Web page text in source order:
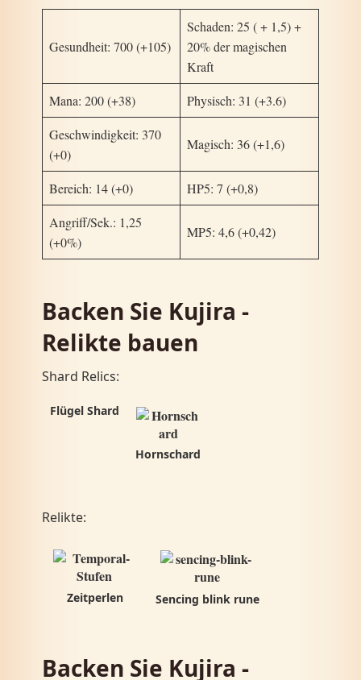
Gesundheit: 700 (+105)
Schaden: 25 ( + 1,5) +
20% der magischen
Kraft
Mana: 200 (+38)
Physisch: 31 (+3.6)
Geschwindigkeit: 370
(+0)
Magisch: 36 (+1,6)
Bereich: 14 (+0)
HP5: 7 (+0,8)
Angriff/Sek.: 1,25
(+0%)
MP5: 4,6 (+0,42)
Backen Sie Kujira -
Relikte bauen
Shard Relics:
Flügel Shard
Hornschard
Relikte:
Zeitperlen Sencing blink rune
Backen Sie Kujira -